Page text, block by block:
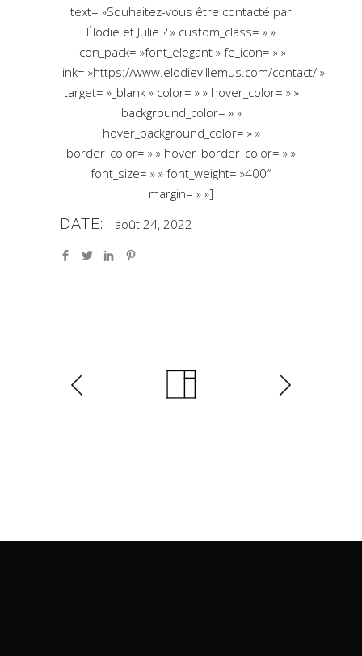
text= »Souhaitez-vous être contacté par
Élodie et Julie ? » custom_class= » »
icon_pack= »font_elegant » fe_icon= » »
link= »https://www.elodievillemus.com/contact/ »
target= »_blank » color= » » hover_color= » »
background_color= » »
hover_background_color= » »
border_color= » » hover_border_color= » »
font_size= » » font_weight= »400″
margin= » »]
DATE: août 24, 2022